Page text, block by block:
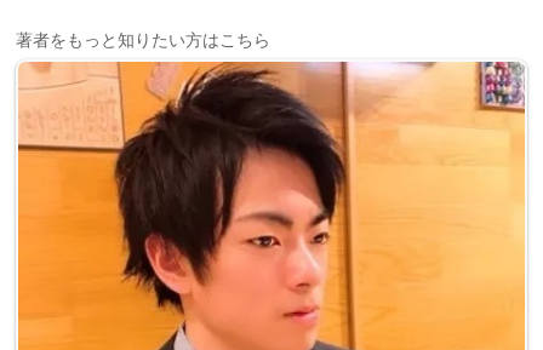
著者をもっと知りたい方はこちら